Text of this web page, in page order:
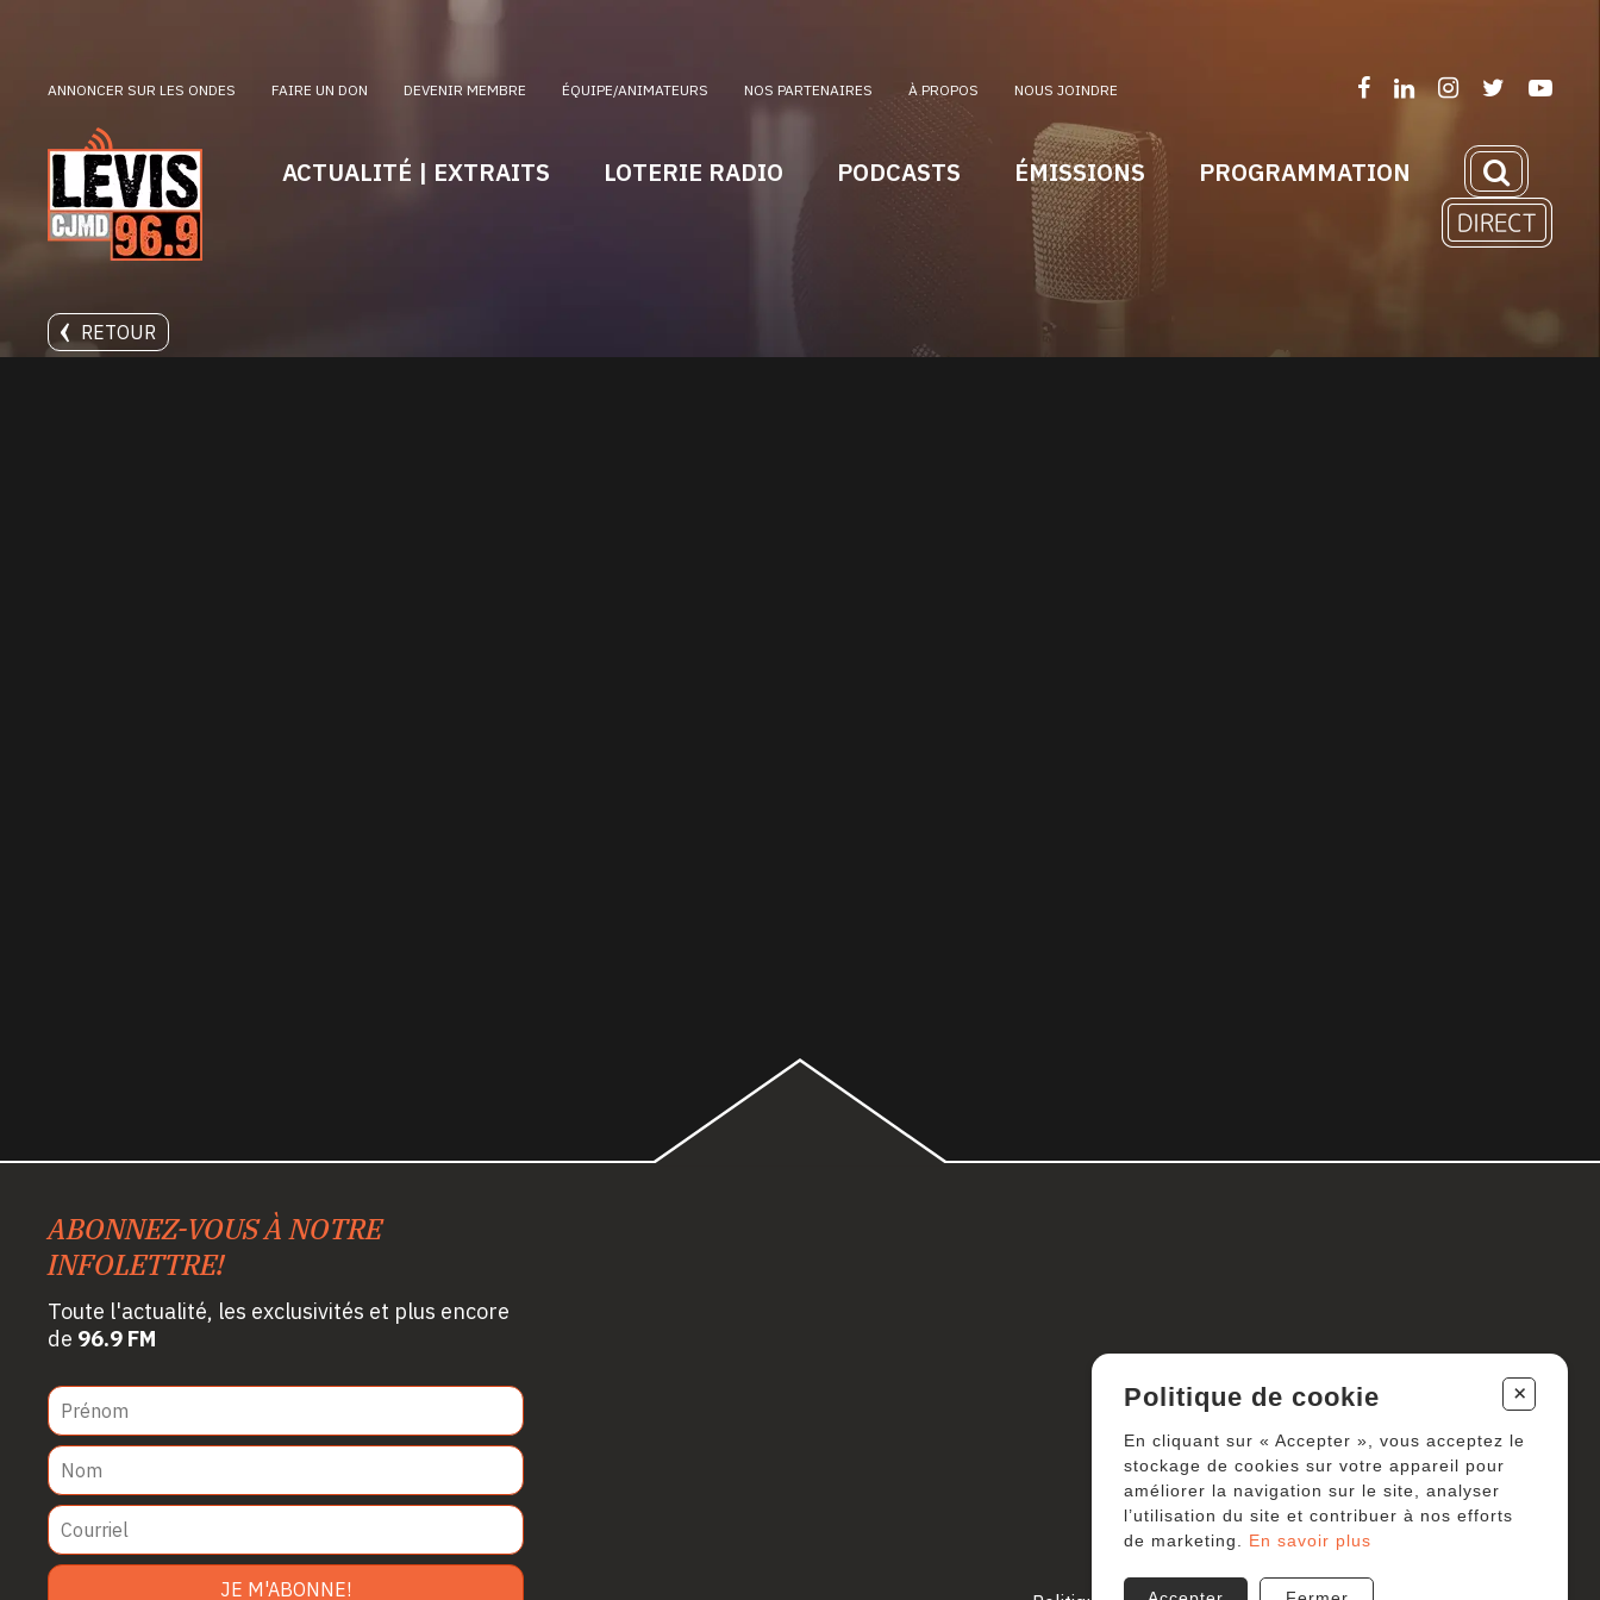
ANNONCER SUR LES ONDES FAIRE UN DON DEVENIR MEMBRE ÉQUIPE/ANIMATEURS NOS PARTENAIRES À PROPOS NOUS JOINDRE
ACTUALITÉ | EXTRAITS LOTERIE RADIO PODCASTS ÉMISSIONS PROGRAMMATION
RETOUR
ABONNEZ-VOUS À NOTRE
INFOLETTRE!
Toute l'actualité, les exclusivités et plus encore
de 96.9 FM
JE M'ABONNE!
Politique de cookie +
En cliquant sur « Accepter », vous acceptez le
stockage de cookies sur votre appareil pour
améliorer la navigation sur le site, analyser
l’utilisation du site et contribuer à nos efforts
de marketing.
En savoir plus